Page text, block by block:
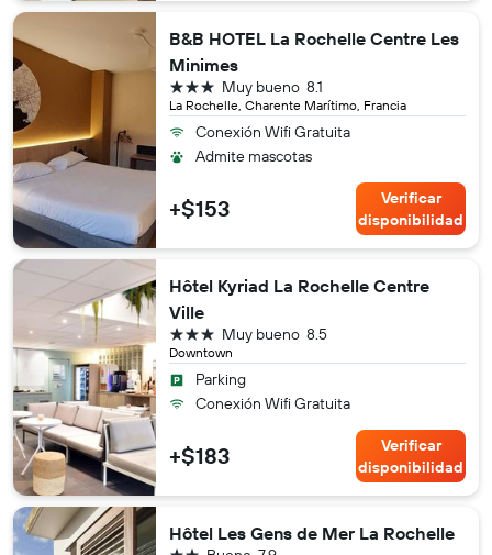
B&B HOTEL La Rochelle Centre Les
Minimes
La Rochelle, Charente Marítimo, Francia
8.1
Muy bueno
3 estrellas
Conexión Wifi Gratuita
Admite mascotas
+$153
Verificar
disponibilidad
Hôtel Kyriad La Rochelle Centre
Ville
Downtown
8.5
Muy bueno
3 estrellas
Parking
Conexión Wifi Gratuita
+$183
Verificar
disponibilidad
Hôtel Les Gens de Mer La Rochelle